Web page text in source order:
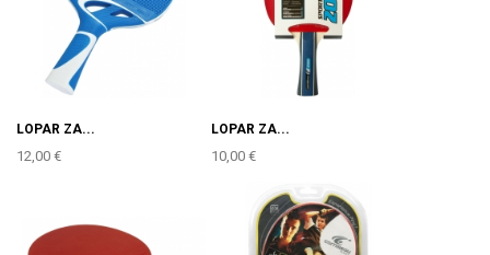
LOPAR ZA...
12,00 €
LOPAR ZA...
10,00 €